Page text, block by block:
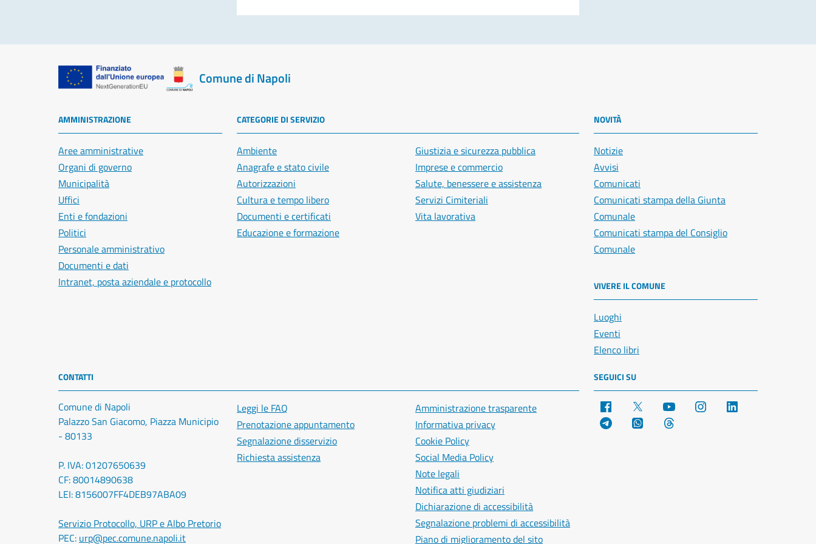
Comune di Napoli
AMMINISTRAZIONE
Aree amministrative
Organi di governo
Municipalità
Uffici
Enti e fondazioni
Politici
Personale amministrativo
Documenti e dati
Intranet, posta aziendale e protocollo
CATEGORIE DI SERVIZIO
Ambiente
Anagrafe e stato civile
Autorizzazioni
Cultura e tempo libero
Documenti e certificati
Educazione e formazione
Giustizia e sicurezza pubblica
Imprese e commercio
Salute, benessere e assistenza
Servizi Cimiteriali
Vita lavorativa
NOVITÀ
Notizie
Avvisi
Comunicati
Comunicati stampa della Giunta
Comunale
Comunicati stampa del Consiglio
Comunale
VIVERE IL COMUNE
Luoghi
Eventi
Elenco libri
CONTATTI
Comune di Napoli
Palazzo San Giacomo, Piazza Municipio
- 80133
P. IVA: 01207650639
CF: 80014890638
LEI: 8156007FF4DEB97ABA09
Servizio Protocollo, URP e Albo Pretorio
PEC: urp@pec.comune.napoli.it
Leggi le FAQ
Prenotazione appuntamento
Segnalazione disservizio
Richiesta assistenza
Amministrazione trasparente
Informativa privacy
Cookie Policy
Social Media Policy
Note legali
Notifica atti giudiziari
Dichiarazione di accessibilità
Segnalazione problemi di accessibilità
Piano di miglioramento del sito
SEGUICI SU
Facebook YouTube Instagram
Telegram WhatsApp